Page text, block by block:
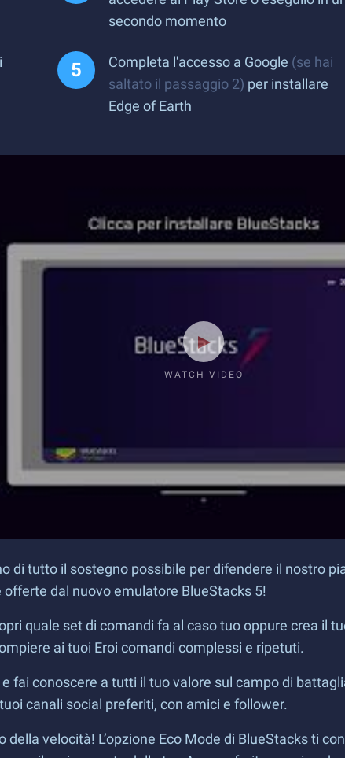
secondo momento
Completa l'accesso a Google (se hai
saltato il passaggio 2) per installare
Edge of Earth
WATCH VIDEO
di tutto il sostegno possibile per difendere il nostro
dal nuovo emulatore BlueStacks 5!
quale set di comandi fa al caso tuo oppure crea il
ai tuoi Eroi comandi complessi e ripetuti.
fai conoscere a tutti il tuo valore sul campo di
canali social preferiti, con amici e follower.
velocità! L’opzione Eco Mode di BlueStacks ti